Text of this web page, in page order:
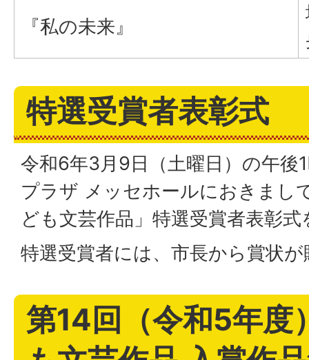
『私の未来』
特選受賞者表彰式
令和6年3月9日（土曜日）の午後
プラザ メッセホールにおきまし
ども文芸作品」特選受賞者表彰
特選受賞者には、市長から賞状
第14回（令和5年度